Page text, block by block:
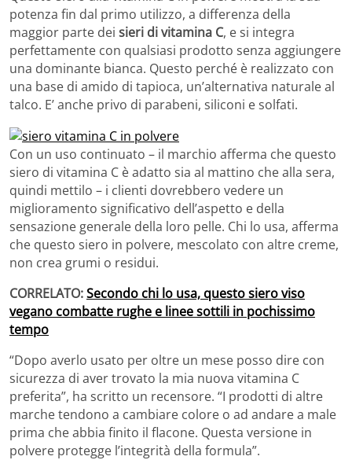
potenza fin dal primo utilizzo, a differenza della
maggior parte dei sieri di vitamina C, e si integra
perfettamente con qualsiasi prodotto senza aggiungere
una dominante bianca. Questo perché è realizzato con
una base di amido di tapioca, un’alternativa naturale al
talco. E’ anche privo di parabeni, siliconi e solfati.
Con un uso continuato – il marchio afferma che questo
siero di vitamina C è adatto sia al mattino che alla sera,
quindi mettilo – i clienti dovrebbero vedere un
miglioramento significativo dell’aspetto e della
sensazione generale della loro pelle. Chi lo usa, afferma
che questo siero in polvere, mescolato con altre creme,
non crea grumi o residui.
CORRELATO:Secondo chi lo usa, questo siero viso
vegano combatte rughe e linee sottili in pochissimo
tempo
“Dopo averlo usato per oltre un mese posso dire con
sicurezza di aver trovato la mia nuova vitamina C
preferita”, ha scritto un recensore. “I prodotti di altre
marche tendono a cambiare colore o ad andare a male
prima che abbia finito il flacone. Questa versione in
polvere protegge l’integrità della formula”.